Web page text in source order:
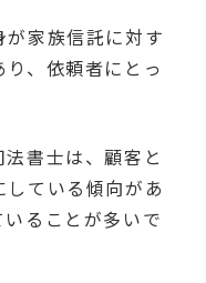
が家族信託に対す
、依頼者にとっ
書士は、顧客と
ている傾向があ
ることが多いで